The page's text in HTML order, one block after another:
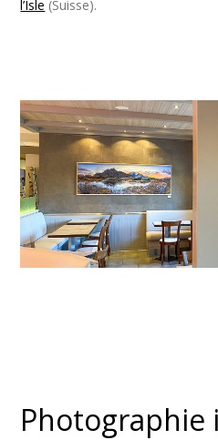
l’Isle (Suisse).